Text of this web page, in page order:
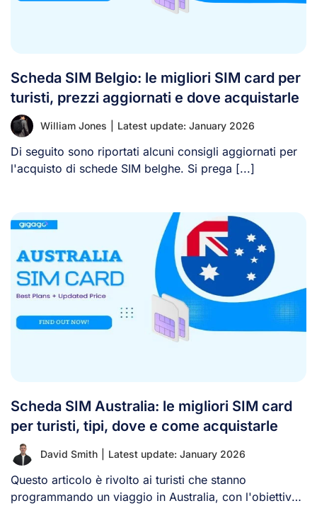
Scheda SIM Belgio: le migliori SIM card per
turisti, prezzi aggiornati e dove acquistarle
William Jones Latest update: January 2026
Di seguito sono riportati alcuni consigli aggiornati per
l'acquisto di schede SIM belghe. Si prega [...]
Scheda SIM Australia: le migliori SIM card
per turisti, tipi, dove e come acquistarle
David Smith Latest update: January 2026
Questo articolo è rivolto ai turisti che stanno
programmando un viaggio in Australia, con l'obiettivo